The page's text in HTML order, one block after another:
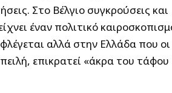
Στο Βέλγιο συγκρούσεις και
έναν πολιτικό
αλλά στην Ελλάδα που οι
επικρατεί «άκρα του τάφου